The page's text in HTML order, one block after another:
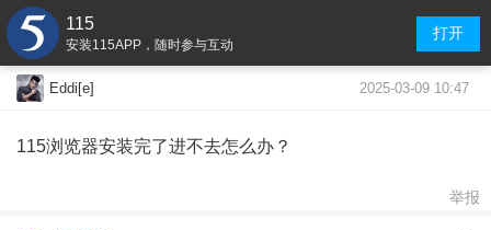
115
安装115APP，随时参与互动
打开
Eddi[e] 2025-03-09 10:47
115浏览器安装完了进不去怎么办？
举报